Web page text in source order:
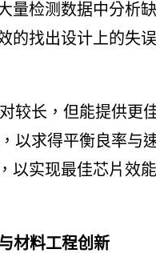
量检测数据中分析
的找出设计上的失
较长，但能提供更
以求得平衡良率与
以实现最佳芯片效
材料工程创新